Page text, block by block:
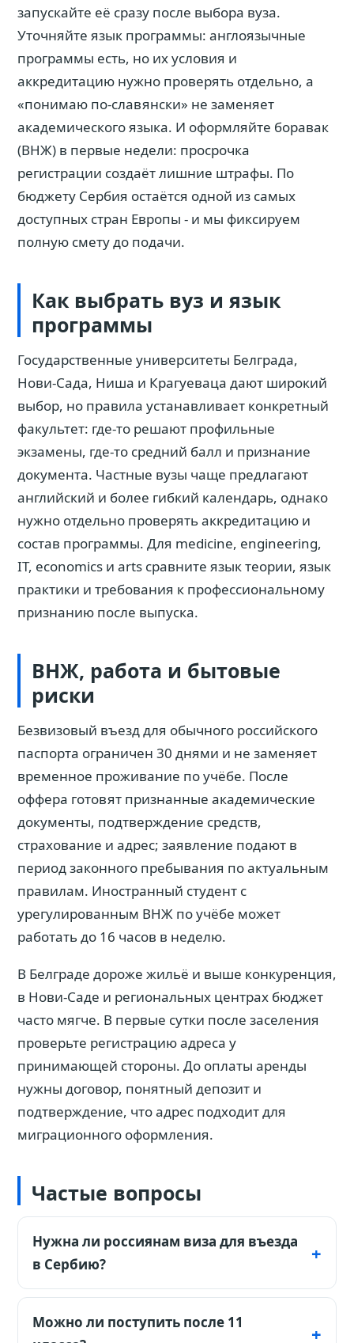
запускайте её сразу после выбора вуза.
Уточняйте язык программы: англоязычные
программы есть, но их условия и
аккредитацию нужно проверять отдельно, а
«понимаю по-славянски» не заменяет
академического языка. И оформляйте боравак
(ВНЖ) в первые недели: просрочка
регистрации создаёт лишние штрафы. По
бюджету Сербия остаётся одной из самых
доступных стран Европы - и мы фиксируем
полную смету до подачи.
Как выбрать вуз и язык
программы
Государственные университеты Белграда,
Нови-Сада, Ниша и Крагуеваца дают широкий
выбор, но правила устанавливает конкретный
факультет: где-то решают профильные
экзамены, где-то средний балл и признание
документа. Частные вузы чаще предлагают
английский и более гибкий календарь, однако
нужно отдельно проверять аккредитацию и
состав программы. Для medicine, engineering,
IT, economics и arts сравните язык теории, язык
практики и требования к профессиональному
признанию после выпуска.
ВНЖ, работа и бытовые
риски
Безвизовый въезд для обычного российского
паспорта ограничен 30 днями и не заменяет
временное проживание по учёбе. После
оффера готовят признанные академические
документы, подтверждение средств,
страхование и адрес; заявление подают в
период законного пребывания по актуальным
правилам. Иностранный студент с
урегулированным ВНЖ по учёбе может
работать до 16 часов в неделю.
В Белграде дороже жильё и выше конкуренция,
в Нови-Саде и региональных центрах бюджет
часто мягче. В первые сутки после заселения
проверьте регистрацию адреса у
принимающей стороны. До оплаты аренды
нужны договор, понятный депозит и
подтверждение, что адрес подходит для
миграционного оформления.
Частые вопросы
Нужна ли россиянам виза для въезда
в Сербию?
Для обычного российского паспорта
действует безвизовый въезд до 30 дней.
Можно ли поступить после 11